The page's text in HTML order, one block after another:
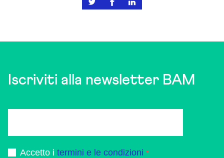
Iscriviti alla newsletter BAM
Accetto i termini e le condizioni